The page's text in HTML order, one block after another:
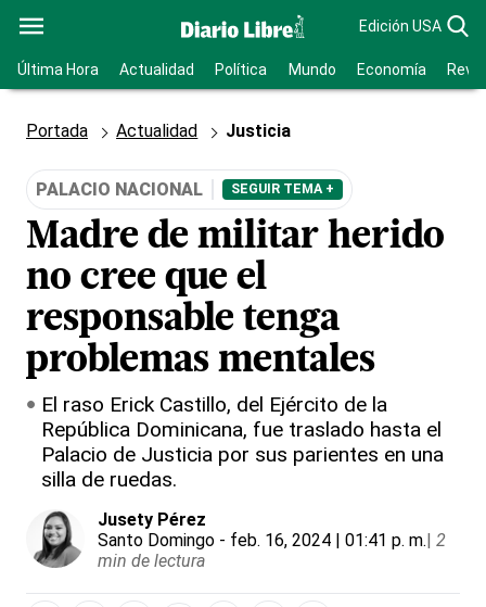
Edición USA
Última Hora Actualidad Política Mundo Economía
Portada Actualidad Justicia
PALACIO NACIONAL SEGUIR TEMA +
Madre de militar herido
no cree que el
responsable tenga
problemas mentales
El raso Erick Castillo, del Ejército de la
República Dominicana, fue traslado hasta el
Palacio de Justicia por sus parientes en una
silla de ruedas.
Jusety Pérez
Santo Domingo - feb. 16, 2024 | 01:41 p. m.| 2
min de lectura